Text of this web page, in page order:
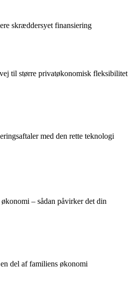
skræddersyet finansiering
til større privatøkonomisk fleksibilitet
med den rette teknologi
– sådan påvirker det din
del af familiens økonomi